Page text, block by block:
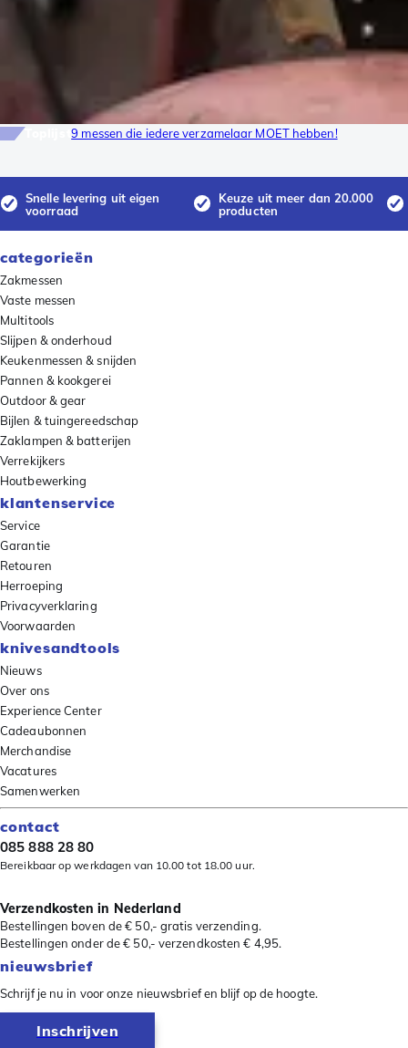
Toplijst9 messen die iedere verzamelaar MOET hebben!
Snelle levering uit eigen
voorraad
Keuze uit meer dan 20.000
producten
categorieën
Zakmessen
Vaste messen
Multitools
Slijpen & onderhoud
Keukenmessen & snijden
Pannen & kookgerei
Outdoor & gear
Bijlen & tuingereedschap
Zaklampen & batterijen
Verrekijkers
Houtbewerking
klantenservice
Service
Garantie
Retouren
Herroeping
Privacyverklaring
Voorwaarden
knivesandtools
Nieuws
Over ons
Experience Center
Cadeaubonnen
Merchandise
Vacatures
Samenwerken
contact
085 888 28 80
Bereikbaar op werkdagen van 10.00 tot 18.00 uur.
Verzendkosten in Nederland
Bestellingen boven de € 50,- gratis verzending.
Bestellingen onder de € 50,- verzendkosten € 4,95.
nieuwsbrief
Schrijf je nu in voor onze nieuwsbrief en blijf op de hoogte.
Inschrijven